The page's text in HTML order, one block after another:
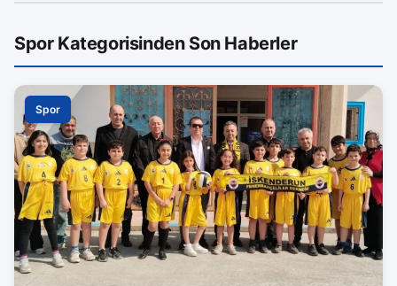
Spor Kategorisinden Son Haberler
Spor